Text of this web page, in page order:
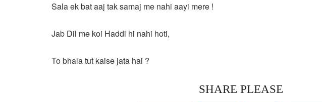
Sala ek bat aaj tak samaj me nahi aayi mere !
Jab Dil me koi Haddi hi nahi hoti,
To bhala tut kaise jata hai ?
SHARE PLEASE